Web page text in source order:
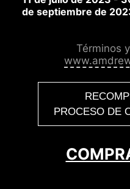
de septiembre de
Términos
PROCESO DE